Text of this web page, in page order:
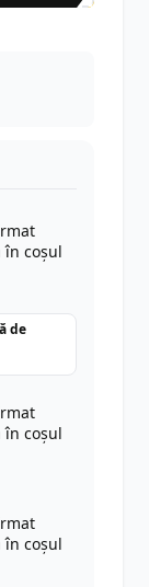
în coșul
de
în coșul
în coșul